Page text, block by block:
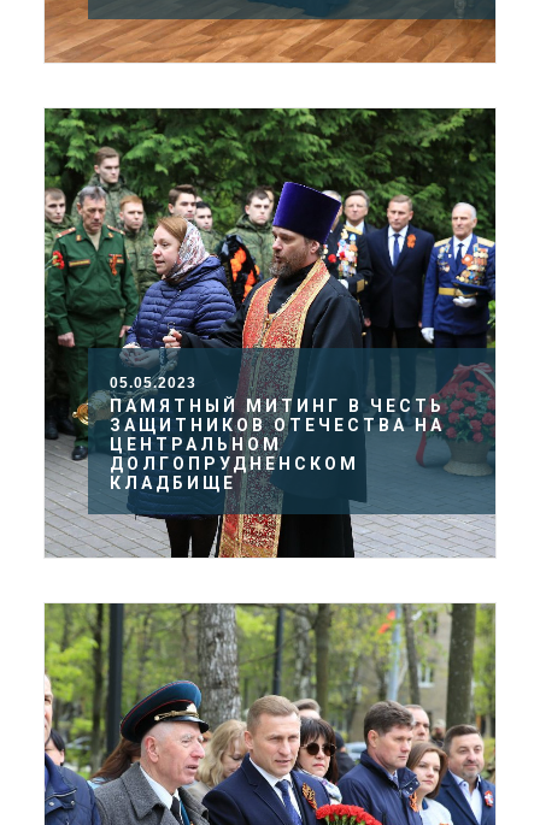
05.05.2023
ПАМЯТНЫЙ МИТИНГ В ЧЕСТЬ
ЗАЩИТНИКОВ ОТЕЧЕСТВА НА
ЦЕНТРАЛЬНОМ
ДОЛГОПРУДНЕНСКОМ
КЛАДБИЩЕ